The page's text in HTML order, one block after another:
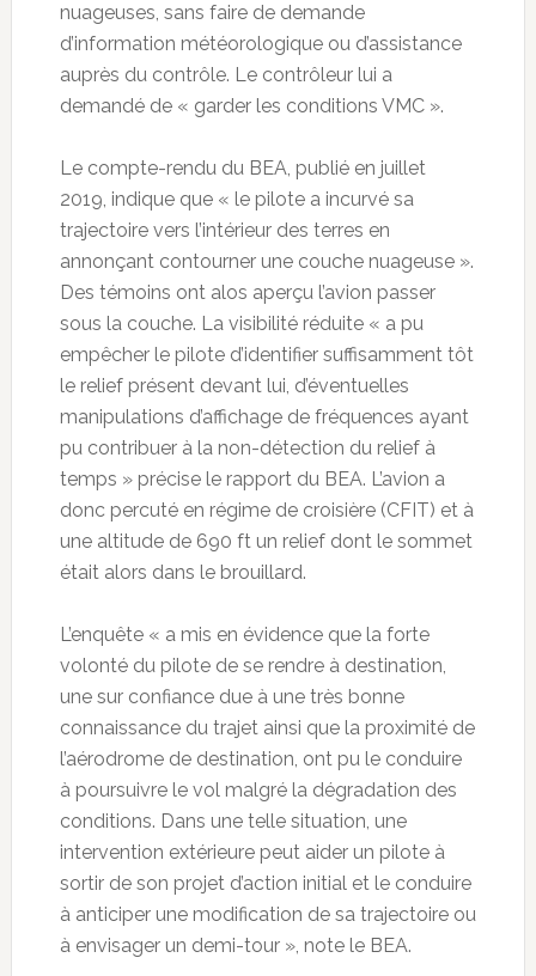
nuageuses, sans faire de demande
d’information météorologique ou d’assistance
auprès du contrôle. Le contrôleur lui a
demandé de « garder les conditions VMC ».
Le compte-rendu du BEA, publié en juillet
2019, indique que « le pilote a incurvé sa
trajectoire vers l’intérieur des terres en
annonçant contourner une couche nuageuse ».
Des témoins ont alos aperçu l’avion passer
sous la couche. La visibilité réduite « a pu
empêcher le pilote d’identifier suffisamment tôt
le relief présent devant lui, d’éventuelles
manipulations d’affichage de fréquences ayant
pu contribuer à la non-détection du relief à
temps » précise le rapport du BEA. L’avion a
donc percuté en régime de croisière (CFIT) et à
une altitude de 690 ft un relief dont le sommet
était alors dans le brouillard.
L’enquête « a mis en évidence que la forte
volonté du pilote de se rendre à destination,
une sur confiance due à une très bonne
connaissance du trajet ainsi que la proximité de
l’aérodrome de destination, ont pu le conduire
à poursuivre le vol malgré la dégradation des
conditions. Dans une telle situation, une
intervention extérieure peut aider un pilote à
sortir de son projet d’action initial et le conduire
à anticiper une modification de sa trajectoire ou
à envisager un demi-tour », note le BEA.